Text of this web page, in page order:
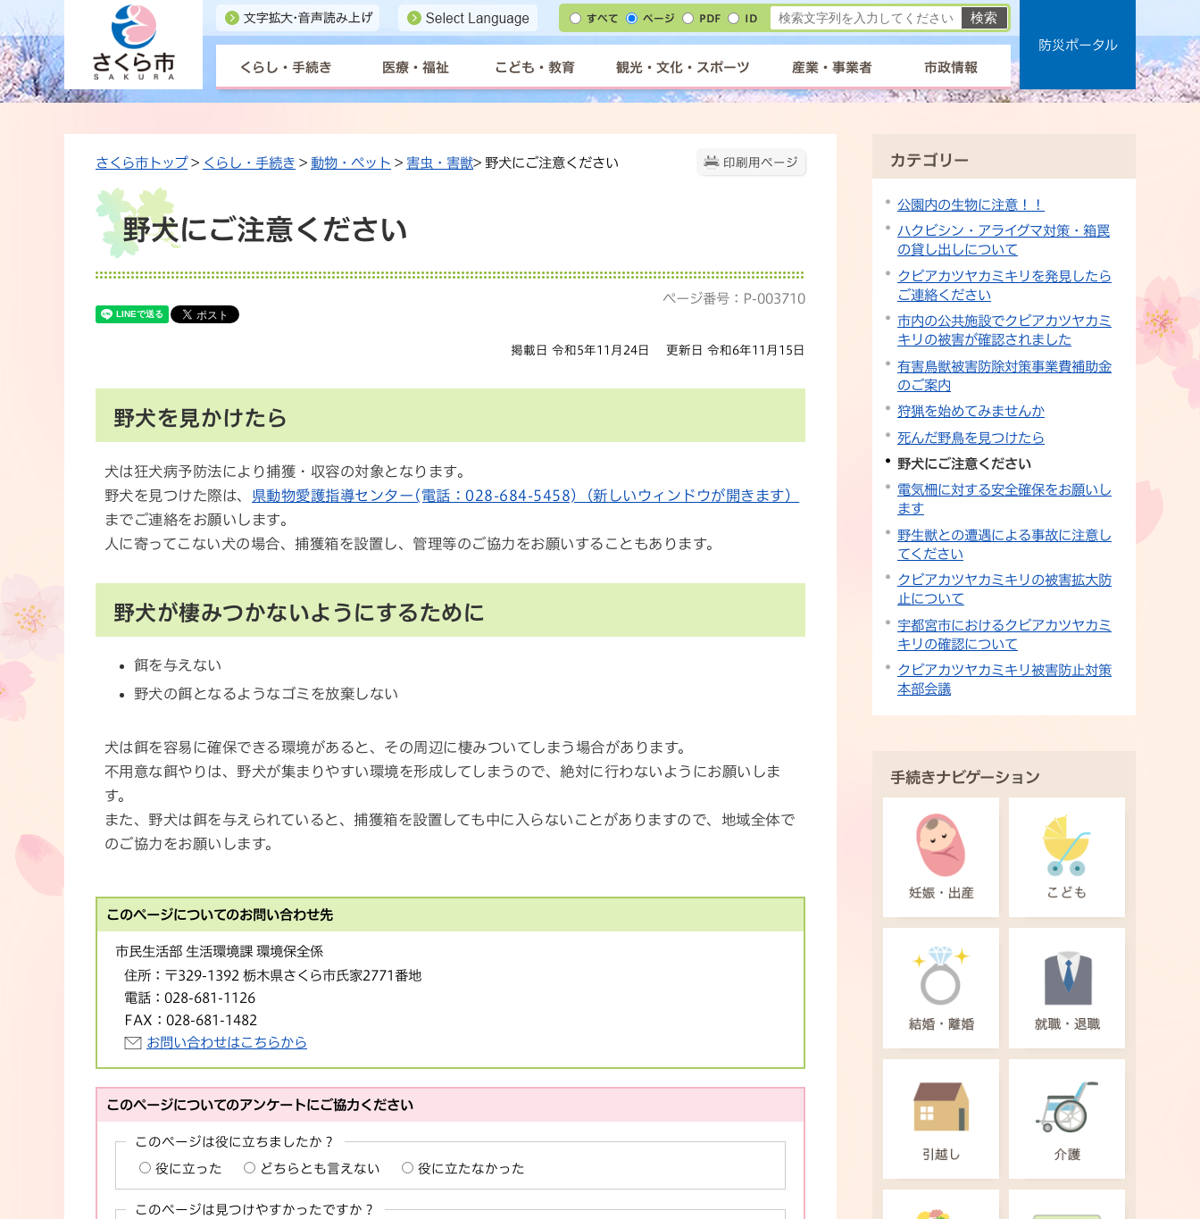
すべて ページ PDF ID
くらし・手続き 医療・福祉 こども・教育 観光・文化・スポーツ 産業・事業者 市政情報
防災ポータル
印刷用ページ
さくら市トップ> くらし・手続き > 動物・ペット > 害虫・害獣> 野犬にご注意ください
野犬にご注意ください
ページ番号：P-003710
掲載日 令和5年11月24日 更新日 令和6年11月15日
野犬を見かけたら
犬は狂犬病予防法により捕獲・収容の対象となります。
野犬を見つけた際は、 県動物愛護指導センター(電話：028-684-5458)（新しいウィンドウが開きます）
までご連絡をお願いします。
人に寄ってこない犬の場合、捕獲箱を設置し、管理等のご協力をお願いすることもあります。
野犬が棲みつかないようにするために
餌を与えない
野犬の餌となるようなゴミを放棄しない
犬は餌を容易に確保できる環境があると、その周辺に棲みついてしまう場合があります。
不用意な餌やりは、野犬が集まりやすい環境を形成してしまうので、絶対に行わないようにお願いしま
す。
また、野犬は餌を与えられていると、捕獲箱を設置しても中に入らないことがありますので、地域全体で
のご協力をお願いします。
このページについてのお問い合わせ先
市民生活部 生活環境課 環境保全係
住所： 〒329-1392 栃木県さくら市氏家2771番地
電話： 028-681-1126
FAX： 028-681-1482
お問い合わせはこちらから
このページについてのアンケートにご協力ください
このページは役に立ちましたか？
役に立った どちらとも言えない 役に立たなかった
このページは見つけやすかったですか？
カテゴリー
公園内の生物に注意！！
ハクビシン・アライグマ対策・箱罠
の貸し出しについて
クビアカツヤカミキリを発見したら
ご連絡ください
市内の公共施設でクビアカツヤカミ
キリの被害が確認されました
有害鳥獣被害防除対策事業費補助金
のご案内
狩猟を始めてみませんか
死んだ野鳥を見つけたら
野犬にご注意ください
電気柵に対する安全確保をお願いし
ます
野生獣との遭遇による事故に注意し
てください
クビアカツヤカミキリの被害拡大防
止について
宇都宮市におけるクビアカツヤカミ
キリの確認について
クビアカツヤカミキリ被害防止対策
本部会議
手続きナビゲーション